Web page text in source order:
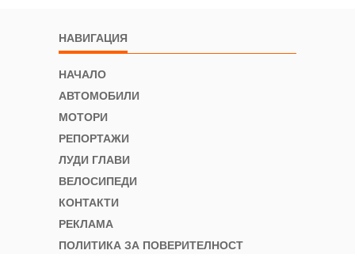
НАВИГАЦИЯ
НАЧАЛО
АВТОМОБИЛИ
МОТОРИ
РЕПОРТАЖИ
ЛУДИ ГЛАВИ
ВЕЛОСИПЕДИ
КОНТАКТИ
РЕКЛАМА
ПОЛИТИКА ЗА ПОВЕРИТЕЛНОСТ